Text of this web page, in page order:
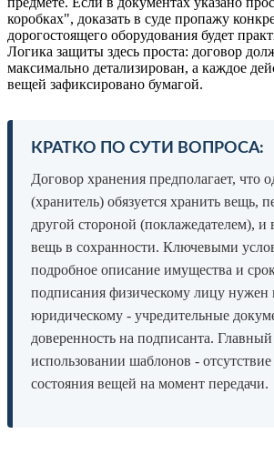
коробках", доказать в суде пропажу
дорогостоящего оборудования будет
Логика защиты здесь проста: договор
максимально детализирован, а каждое
вещей зафиксировано бумагой.
КРАТКО ПО СУТИ ВОПРОСА:
Договор хранения предполагает, что
(хранитель) обязуется хранить вещь,
другой стороной (поклажедателем), и
вещь в сохранности. Ключевыми
подробное описание имущества и
подписания физическому лицу нужен
юридическому - учредительные
доверенность на подписанта.
использовании шаблонов -
состояния вещей на момент передачи.